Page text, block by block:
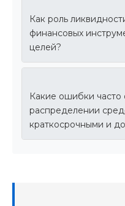
Как роль
финансовых
целей?
Какие ошибки
распределении
краткосрочными и